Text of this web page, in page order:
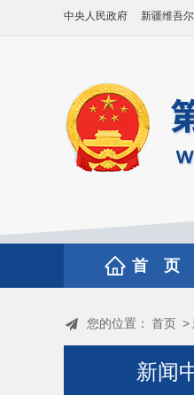
中央人民政府 新疆维吾
首 页
您的位置： 首页 >
新闻